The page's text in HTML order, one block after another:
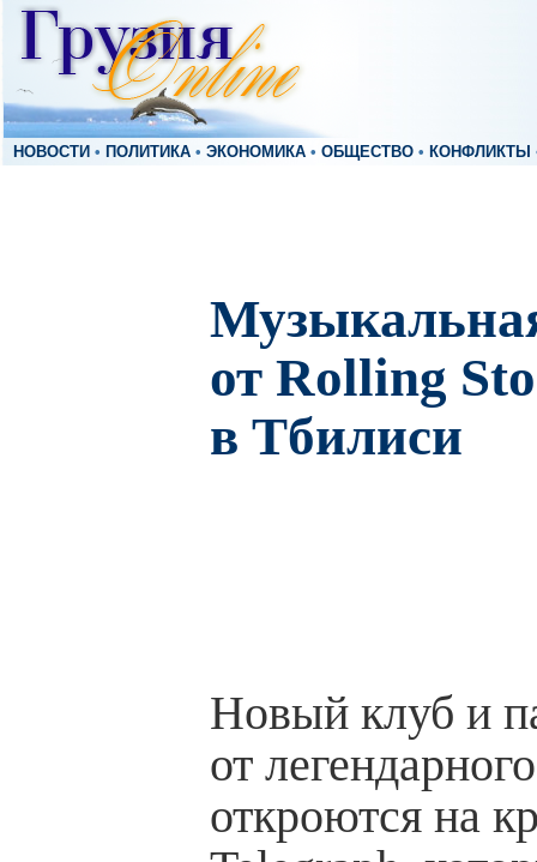
НОВОСТИ • ПОЛИТИКА • ЭКОНОМИКА • ОБЩЕСТВО • КОНФЛИКТЫ
от Rolling
в Тбилиси
Новый клуб и
от
откроются на